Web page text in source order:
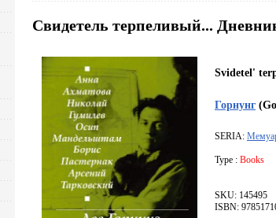
Свидетель терпеливый...
Svidetel'
Горнунг
SERIA:
Type : Books
SKU: 145495
ISBN: